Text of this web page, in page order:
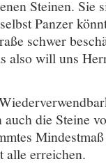
Steinen. Sie
Panzer
schwer
also will uns
die Steine
alle erreichen.